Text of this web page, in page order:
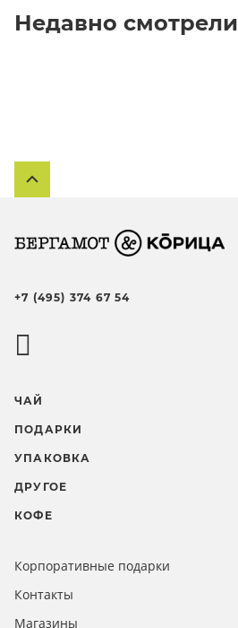
Недавно смотрели
+7 (495) 374 67 54
ЧАЙ
ПОДАРКИ
УПАКОВКА
ДРУГОЕ
КОФЕ
Корпоративные подарки
Контакты
Магазины